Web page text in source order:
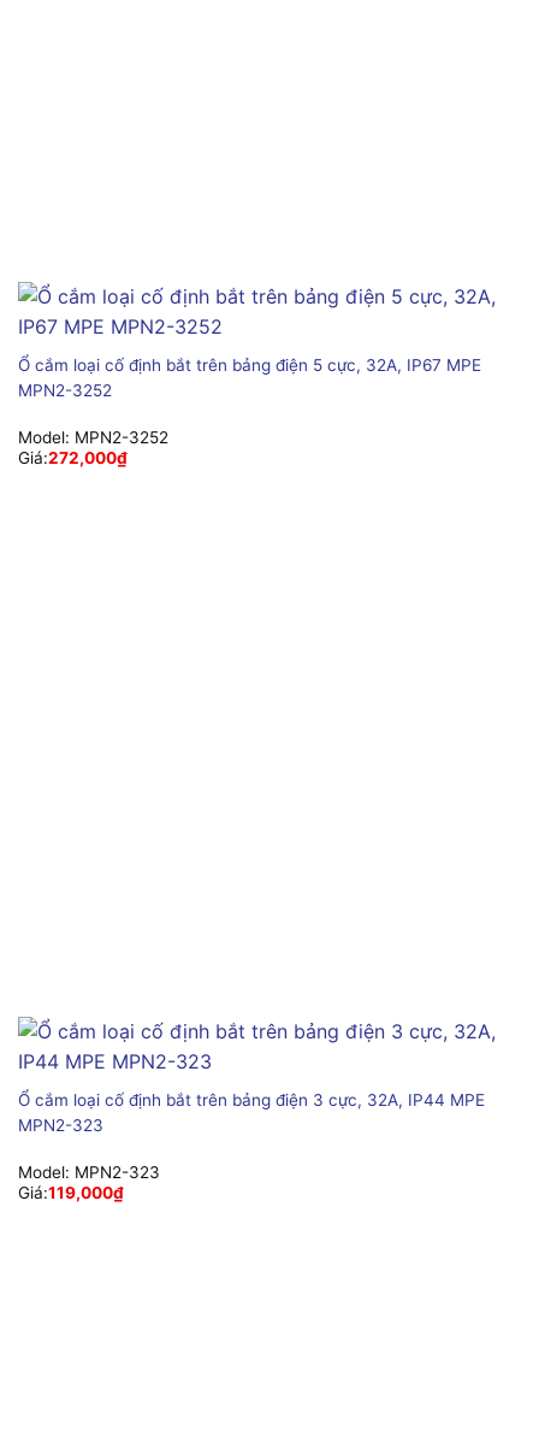
Ổ cắm loại cố định bắt trên bảng điện 5 cực, 32A, IP67 MPE
MPN2-3252
Model: MPN2-3252
Giá:272,000₫
Ổ cắm loại cố định bắt trên bảng điện 3 cực, 32A, IP44 MPE
MPN2-323
Model: MPN2-323
Giá:119,000₫